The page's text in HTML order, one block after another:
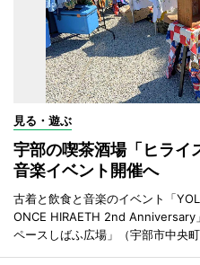
見る・遊ぶ
宇部の喫茶酒場「ヒラ
音楽イベント開催へ
古着と飲食と音楽のイベント「
ONCE HIRAETH 2nd Anniversary
ペースしばふ広場」（宇部市中央町